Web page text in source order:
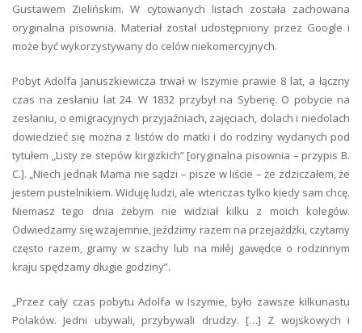
Gustawem Zielińskim. W cytowanych listach została zachowana
oryginalna pisownia. Materiał został udostępniony przez Google i
może być wykorzystywany do celów niekomercyjnych.
Pobyt Adolfa Januszkiewicza trwał w Iszymie prawie 8 lat, a łączny
czas na zesłaniu lat 24. W 1832 przybył na Syberię. O pobycie na
zesłaniu, o emigracyjnych przyjaźniach, zajęciach, dolach i niedolach
dowiedzieć się można z listów do matki i do rodziny wydanych pod
tytułem „Listy ze stepów kirgizkich” [oryginalna pisownia – przypis B.
C.]. „Niech jednak Mama nie sądzi – pisze w liście – że zdziczałem, że
jestem pustelnikiem. Widuję ludzi, ale wtenczas tylko kiedy sam chcę.
Niemasz tego dnia żebym nie widział kilku z moich kolegów.
Odwiedzamy się wzajemnie, jeździmy razem na przejażdżki, czytamy
często razem, gramy w szachy lub na miłéj gawędce o rodzinnym
kraju spędzamy długie godziny”.
„Przez cały czas pobytu Adolfa w Iszymie, było zawsze kilkunastu
Polaków. Jedni ubywali, przybywali drudzy. […] Z wojskowych i